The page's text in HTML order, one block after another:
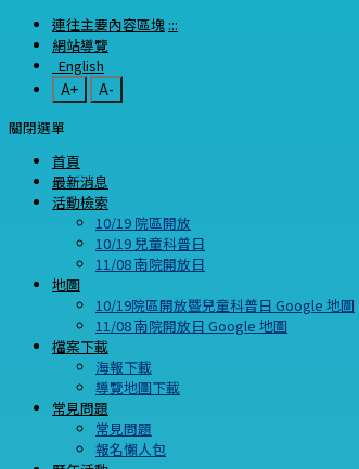
連往主要內容區塊 :::
網站導覽
English
A+
A-
關閉選單
首頁
最新消息
活動檢索
10/19 院區開放
10/19 兒童科普日
11/08 南院開放日
地圖
10/19院區開放暨兒童科普日 Google 地圖
11/08 南院開放日 Google 地圖
檔案下載
海報下載
導覽地圖下載
常見問題
常見問題
報名懶人包